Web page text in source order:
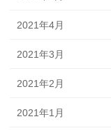
2021年4月
2021年3月
2021年2月
2021年1月